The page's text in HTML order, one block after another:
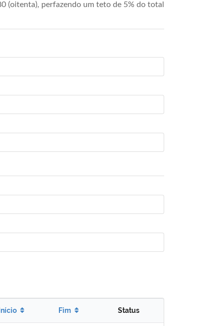
(oitenta), perfazendo um teto de 5% do total
Fim Status